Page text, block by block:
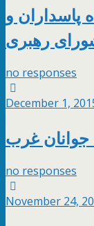
پاسداران و
رهبری
no responses
December 1,
جوانان غرب
no responses
November 24,